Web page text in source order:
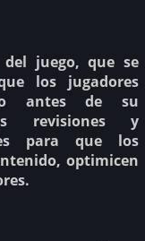
juego, que se
los jugadores
antes de su
revisiones y
para que los
optimicen